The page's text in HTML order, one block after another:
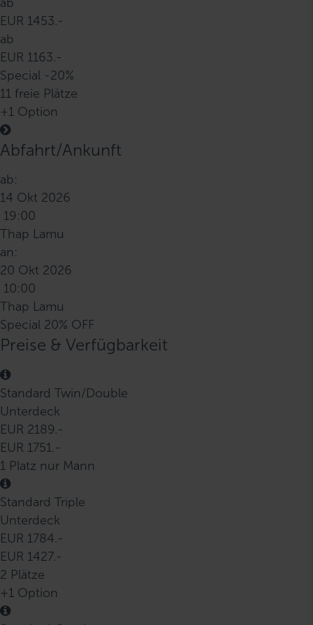
EUR 1453.-
ab
EUR 1163.-
Special -20%
11 freie Plätze
+1 Option
Abfahrt/Ankunft
ab:
14 Okt 2026
19:00
Thap Lamu
an:
20 Okt 2026
10:00
Thap Lamu
Special 20% OFF
Preise & Verfügbarkeit
Standard Twin/Double
Unterdeck
EUR 2189.-
EUR 1751.-
1 Platz nur Mann
Standard Triple
Unterdeck
EUR 1784.-
EUR 1427.-
2 Plätze
+1 Option